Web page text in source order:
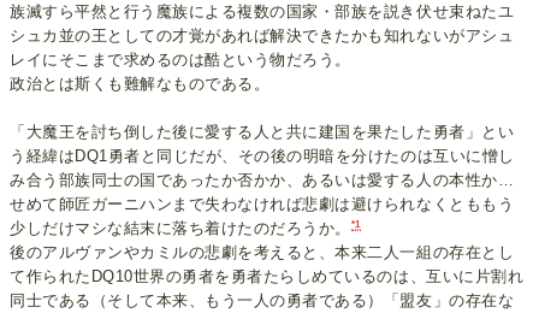
族滅すら平然と行う魔族による複数の国家・部族を説き伏せ束ねたユ
シュカ並の王としての才覚があれば解決できたかも知れないがアシュ
レイにそこまで求めるのは酷という物だろう。
政治とは斯くも難解なものである。
「大魔王を討ち倒した後に愛する人と共に建国を果たした勇者」とい
う経緯はDQ1勇者と同じだが、その後の明暗を分けたのは互いに憎し
み合う部族同士の国であったか否かか、あるいは愛する人の本性か…
せめて師匠ガーニハンまで失わなければ悲劇は避けられなくとももう
少しだけマシな結末に落ち着けたのだろうか。
*1
後のアルヴァンやカミルの悲劇を考えると、本来二人一組の存在とし
て作られたDQ10世界の勇者を勇者たらしめているのは、互いに片割れ
同士である（そして本来、もう一人の勇者である）「盟友」の存在な